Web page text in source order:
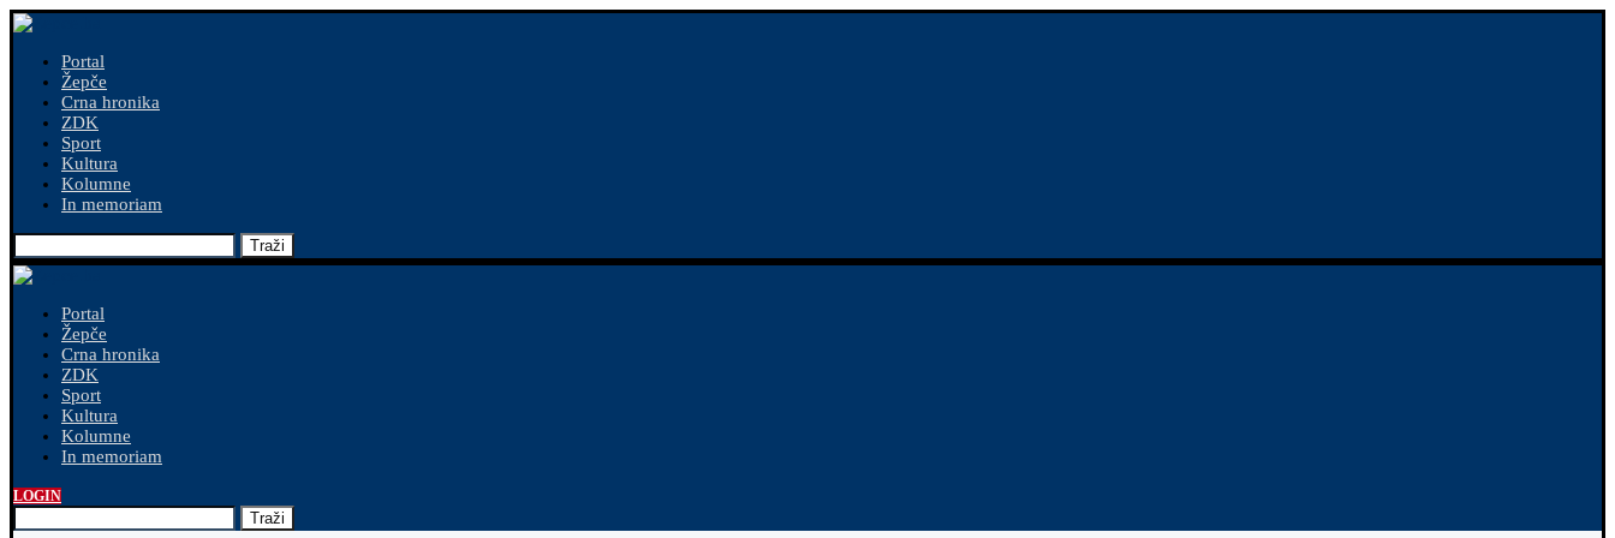
Portal
Žepče
Crna hronika
ZDK
Sport
Kultura
Kolumne
In memoriam
Traži
Portal
Žepče
Crna hronika
ZDK
Sport
Kultura
Kolumne
In memoriam
LOGIN
Traži